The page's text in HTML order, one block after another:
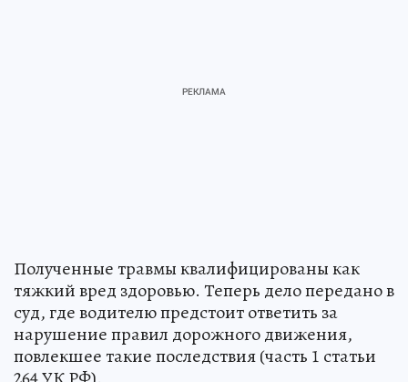
Полученные травмы квалифицированы как
тяжкий вред здоровью. Теперь дело передано в
суд, где водителю предстоит ответить за
нарушение правил дорожного движения,
повлекшее такие последствия (часть 1 статьи